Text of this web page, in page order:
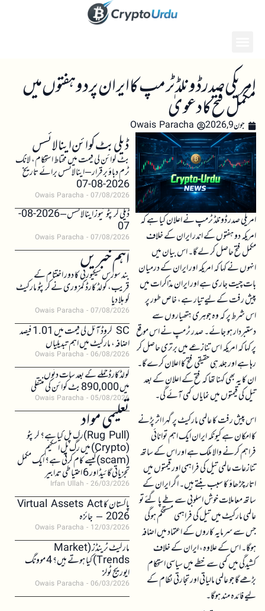
امریکی صدر ڈونلڈ ٹرمپ کا ایران پر دو ہفتوں میں
مکمل فتح کا دعویٰ
جون 9, 2026 Owais Paracha
امریکی صدر ڈونلڈ ٹرمپ نے اعلان کیا ہے کہ
امریکہ دو ہفتوں کے اندر ایران کے خلاف
مکمل فتح حاصل کر لے گا۔ اس بیان میں
انہوں نے کہا کہ امریکہ اور ایران کے درمیان
بات چیت جاری ہے اور ایران مذاکرات میں
پیش رفت کے لیے تیار ہے، خاص طور پر
اس شرط پر کہ وہ جوہری ہتھیاروں سے
دستبردار ہو جائے۔ صدر ٹرمپ نے اس موقع
پر کہا کہ امریکہ اس تنازعے میں برتری حاصل کر
رہا ہے اور جلد ہی حقیقی فتح کا اعلان کرے گا۔
ان کا یہ بھی کہنا تھا کہ فتح کے اعلان کے بعد
تیل کی قیمتوں میں نمایاں کمی آئے گی۔
اس پیش رفت کا عالمی مارکیٹ پر گہرا اثر پڑنے
کا امکان ہے کیونکہ ایران ایک اہم توانائی
فراہم کرنے والا ملک ہے اور اس کے ساتھ
تنازعات عالمی تیل کی فراہمی اور قیمتوں میں
اتار چڑھاؤ کا سبب بنتے ہیں۔ اگر ایران کے
ساتھ معاملات خوش اسلوبی سے طے پا گئے تو
عالمی مارکیٹ میں تیل کی فراہمی مستحکم ہوگی
جس سے سرمایہ کاروں کے اعتماد میں اضافہ
ہوگا۔ اس کے علاوہ، ایران کے خلاف
کشیدگی میں کمی سے خطے میں سیاسی استحکام
بڑھے گا جو عالمی مالیاتی اور تجارتی نظام کے
لیے فائدہ مند ہوگا۔
ڈیلی بٹ کوائن اینالائسس
بٹ کوائن کی قیمت میں محتاط استحکام، لانگ
ٹرم دباؤ برقرار – اینالائسس برائے تاریخ
2026-08-07
Owais Paracha 07/08/2026
ڈیلی کرپٹو نیوز اینالائسس – 2026-08-
07
Owais Paracha 07/08/2026
اہم خبریں
بند سورس سیکیورٹی کا دور اختتام کے
قریب، کولڈ کارڈ کمزوری نے کرپٹو مارکیٹ
کو ہلا دیا
Owais Paracha 07/08/2026
SC کروڈ آئل کی قیمت میں 1.01 فیصد
اضافہ، مارکیٹ میں اہم تبدیلیاں
Owais Paracha 06/08/2026
کولڈکارڈ حملے کے بعد سات دنوں
میں 890,000 بٹ کوائن کی منتقلی
Owais Paracha 05/08/2026
تعلیمی مواد(Rug Pull)رگ پل کیا ہے؟ کرپٹو
(Crypto) میں رگ پل اسکیم
(scam)کیسے کام کرتی ہے؟ ایک مکمل
تجزیاتی گائیڈ اور 6 احتیاطی تدابیر
Irfan Ullah 26/03/2026
پاکستان کا Virtual Assets Act
2026 – جائزہ
Owais Paracha 12/03/2026
مارکیٹ ٹرینڈز (Market
Trends) کیا ہوتے ہیں؟ 4 موونگ
ایوریج ٹولز
Owais Paracha 06/03/2026